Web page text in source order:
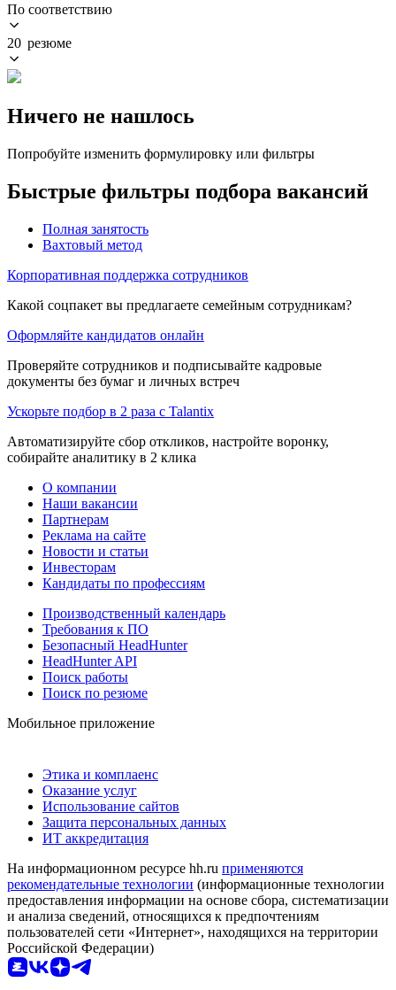
По соответствию
20 резюме
Ничего не нашлось
Попробуйте изменить формулировку или фильтры
Быстрые фильтры подбора вакансий
Полная занятость
Вахтовый метод
Корпоративная поддержка сотрудников
Какой соцпакет вы предлагаете семейным сотрудникам?
Оформляйте кандидатов онлайн
Проверяйте сотрудников и подписывайте кадровые
документы без бумаг и личных встреч
Ускорьте подбор в 2 раза с Talantix
Автоматизируйте сбор откликов, настройте воронку,
собирайте аналитику в 2 клика
О компании
Наши вакансии
Партнерам
Реклама на сайте
Новости и статьи
Инвесторам
Кандидаты по профессиям
Производственный календарь
Требования к ПО
Безопасный HeadHunter
HeadHunter API
Поиск работы
Поиск по резюме
Мобильное приложение
Этика и комплаенс
Оказание услуг
Использование сайтов
Защита персональных данных
ИТ аккредитация
На информационном ресурсе hh.ru применяются
рекомендательные технологии (информационные технологии
предоставления информации на основе сбора, систематизации
и анализа сведений, относящихся к предпочтениям
пользователей сети «Интернет», находящихся на территории
Российской Федерации)